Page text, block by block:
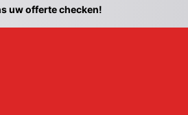
uw offerte checken!